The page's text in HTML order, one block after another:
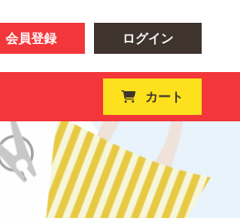
会員登録 ログイン
カート